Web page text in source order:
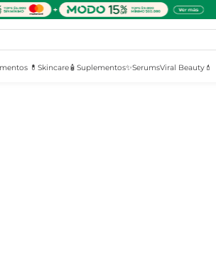
💊 Skincare🧴 Suplementos✨SerumsViral Beauty💄